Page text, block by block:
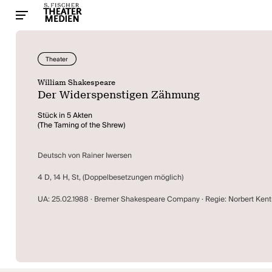
Theater
William Shakespeare
Der Widerspenstigen Zähmung
Stück in 5 Akten
(The Taming of the Shrew)
Deutsch von Rainer Iwersen
4 D, 14 H, St, (Doppelbesetzungen möglich)
UA: 25.02.1988 · Bremer Shakespeare Company · Regie: Norbert